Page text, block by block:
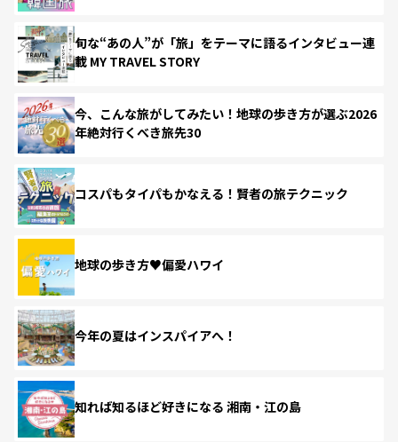
旬な“あの人”が「旅」をテーマに語るインタビュー連
載 MY TRAVEL STORY
今、こんな旅がしてみたい！地球の歩き方が選ぶ2026
年絶対行くべき旅先30
コスパもタイパもかなえる！賢者の旅テクニック
地球の歩き方♥偏愛ハワイ
今年の夏はインスパイアへ！
知れば知るほど好きになる 湘南・江の島